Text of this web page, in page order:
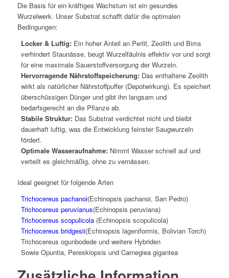
Die Basis für ein kräftiges Wachstum ist ein gesundes
Wurzelwerk. Unser Substrat schafft dafür die optimalen
Bedingungen:
Locker & Luftig:Ein hoher Anteil an Perlit, Zeolith und Bims
verhindert Staunässe, beugt Wurzelfäulnis effektiv vor und sorgt
für eine maximale Sauerstoffversorgung der Wurzeln.
Hervorragende Nährstoffspeicherung:Das enthaltene Zeolith
wirkt als natürlicher Nährstoffpuffer (Depotwirkung). Es speichert
überschüssigen Dünger und gibt ihn langsam und
bedarfsgerecht an die Pflanze ab.
Stabile Struktur:Das Substrat verdichtet nicht und bleibt
dauerhaft luftig, was die Entwicklung feinster Saugwurzeln
fördert.
Optimale Wasseraufnahme:Nimmt Wasser schnell auf und
verteilt es gleichmäßig, ohne zu vernässen.
Ideal geeignet für folgende Arten
Trichocereus pachanoi(Echinopsis pachanoi, San Pedro)
Trichocereus peruvianus(Echinopsis peruviana)
Trichocereus scopulicola(Echinopsis scopulicola)
Trichocereus bridgesii(Echinopsis lageniformis, Bolivian Torch)
Trichocereus ogunbodede und weitere Hybriden
Sowie Opuntia, Pereskiopsis und Carnegiea gigantea